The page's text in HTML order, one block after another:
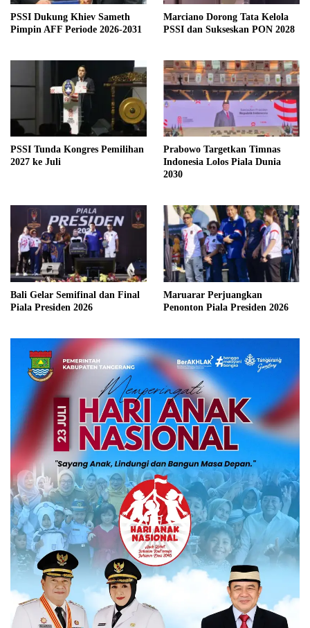
PSSI Dukung Khiev Sameth
Pimpin AFF Periode 2026-2031
Marciano Dorong Tata Kelola
PSSI dan Sukseskan PON 2028
PSSI Tunda Kongres Pemilihan
2027 ke Juli
Prabowo Targetkan Timnas
Indonesia Lolos Piala Dunia
2030
Bali Gelar Semifinal dan Final
Piala Presiden 2026
Maruarar Perjuangkan
Penonton Piala Presiden 2026